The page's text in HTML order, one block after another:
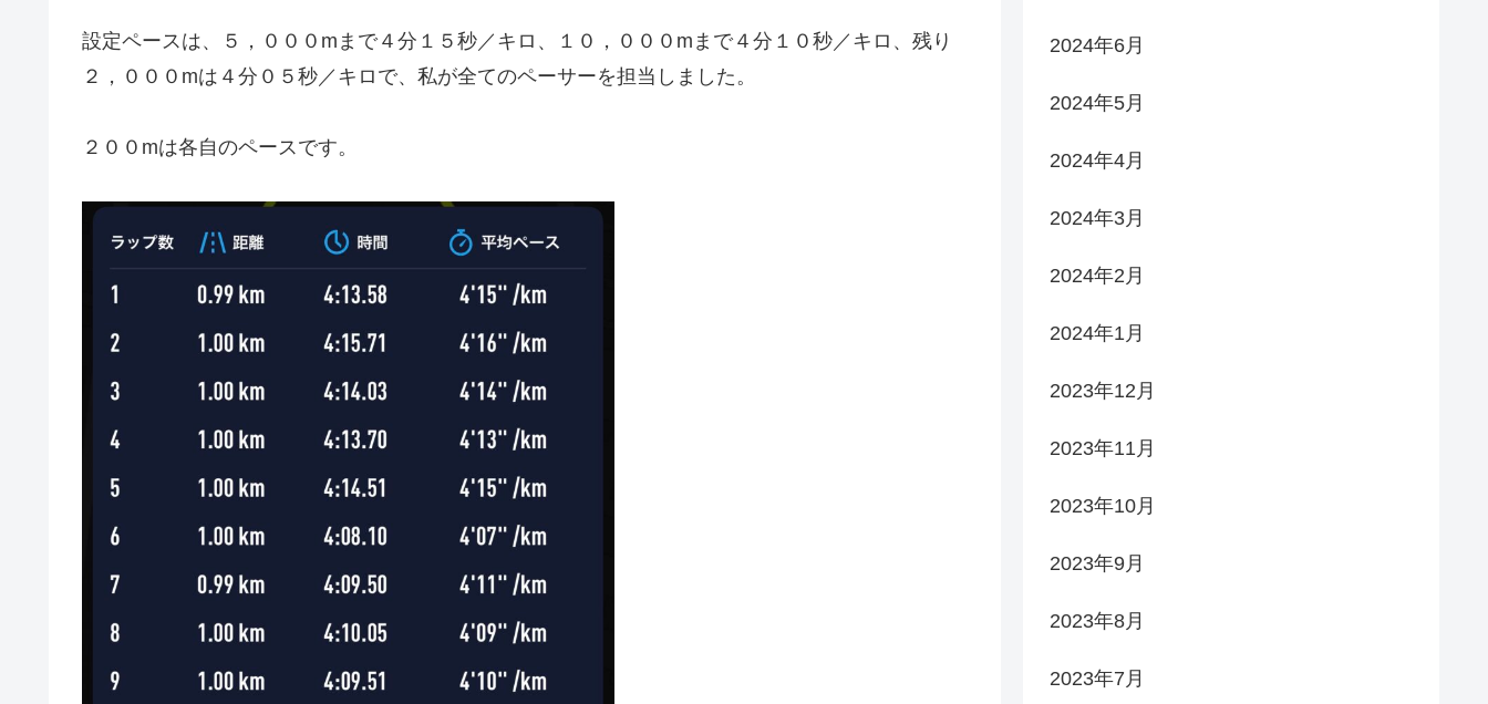
設定ペースは、５，０００mまで４分１５秒／キロ、１０，０００mまで４分１０秒／キロ、残り
２，０００mは４分０５秒／キロで、私が全てのペーサーを担当しました。
２００mは各自のペースです。
2024年6月
2024年5月
2024年4月
2024年3月
2024年2月
2024年1月
2023年12月
2023年11月
2023年10月
2023年9月
2023年8月
2023年7月